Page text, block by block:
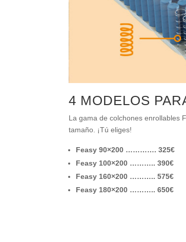
4 MODELOS
La gama de colchones enrollables
tamaño. ¡Tú eliges!
Feasy 90×200 …………. 325€
Feasy 100×200 ……….. 390€
Feasy 160×200 ……….. 575€
Feasy 180×200 ……….. 650€